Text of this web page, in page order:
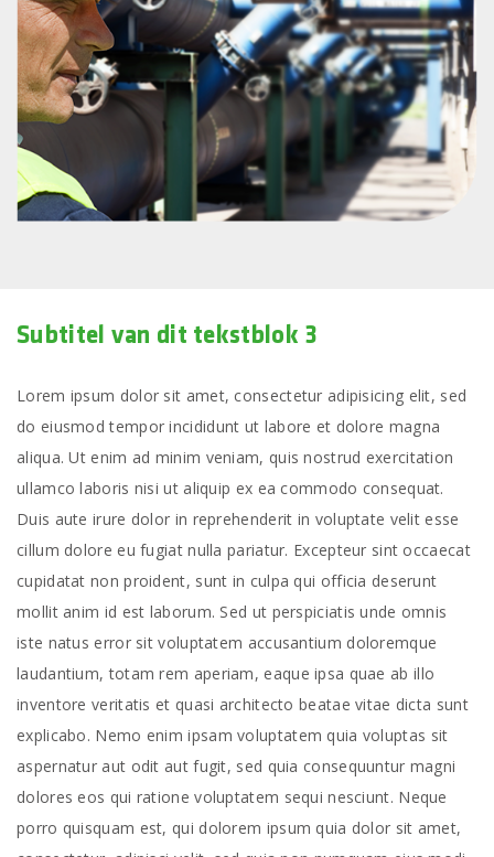
Subtitel van dit tekstblok 3
Lorem ipsum dolor sit amet, consectetur adipisicing elit, sed
do eiusmod tempor incididunt ut labore et dolore magna
aliqua. Ut enim ad minim veniam, quis nostrud exercitation
ullamco laboris nisi ut aliquip ex ea commodo consequat.
Duis aute irure dolor in reprehenderit in voluptate velit esse
cillum dolore eu fugiat nulla pariatur. Excepteur sint occaecat
cupidatat non proident, sunt in culpa qui officia deserunt
mollit anim id est laborum. Sed ut perspiciatis unde omnis
iste natus error sit voluptatem accusantium doloremque
laudantium, totam rem aperiam, eaque ipsa quae ab illo
inventore veritatis et quasi architecto beatae vitae dicta sunt
explicabo. Nemo enim ipsam voluptatem quia voluptas sit
aspernatur aut odit aut fugit, sed quia consequuntur magni
dolores eos qui ratione voluptatem sequi nesciunt. Neque
porro quisquam est, qui dolorem ipsum quia dolor sit amet,